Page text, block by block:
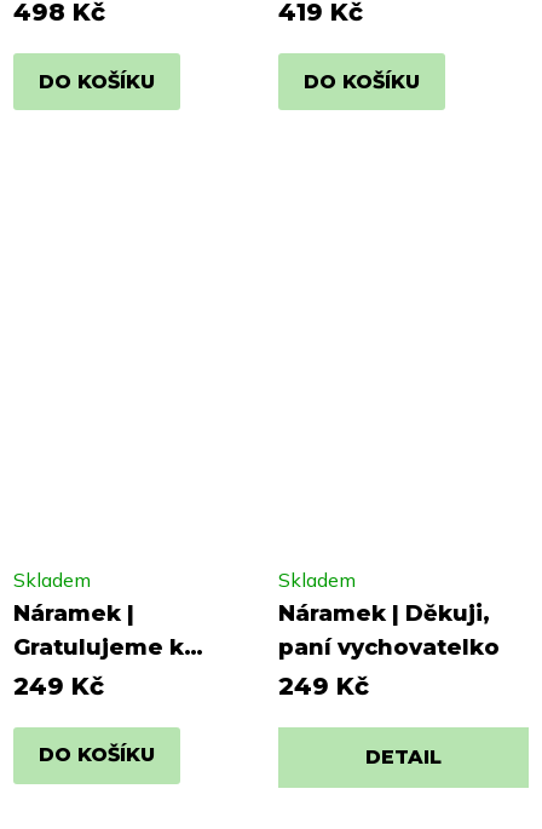
498 Kč
DO KOŠÍKU
kámen
419 Kč
DO KOŠÍKU
Náramek |
Gratulujeme k
miminku
Skladem
249 Kč
DO KOŠÍKU
Náramek | Děkuji,
paní vychovatelko
Skladem
249 Kč
DETAIL